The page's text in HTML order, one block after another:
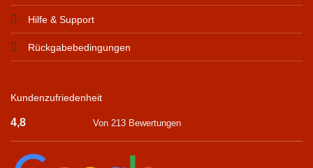
Hilfe & Support
Rückgabebedingungen
Kundenzufriedenheit
4,8 Von 213 Bewertungen